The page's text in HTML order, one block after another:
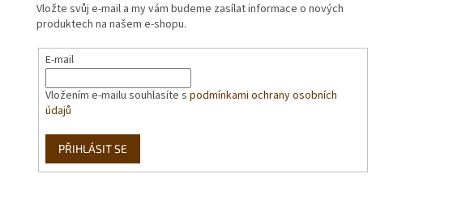
Vložte svůj e-mail a my vám budeme zasílat informace o nových
produktech na našem e-shopu.
E-mail
Vložením e-mailu souhlasíte spodmínkami ochrany osobních
údajů
PŘIHLÁSIT SE